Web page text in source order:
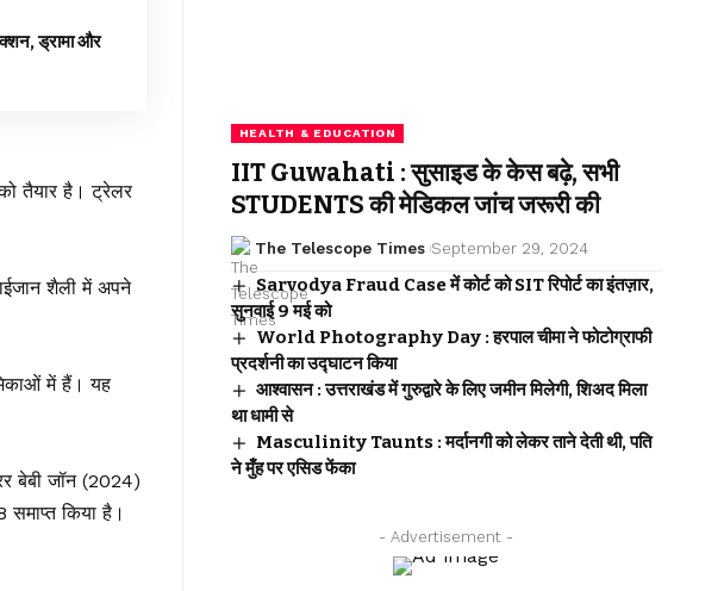
ड्रामा और
तैयार है। ट्रेलर
शैली में अपने
में हैं। यह
बेबी जॉन (2024)
समाप्त किया है।
HEALTH & EDUCATION
IIT Guwahati : सुसाइड के केस बढ़े, सभी
STUDENTS की मेडिकल जांच जरूरी की
The Telescope Times September 29, 2024
Sarvodya Fraud Case में कोर्ट को SIT रिपोर्ट का इंतज़ार,
सुनवाई 9 मई को
World Photography Day : हरपाल चीमा ने फोटोग्राफी
प्रदर्शनी का उद्घाटन किया
आश्वासन : उत्तराखंड में गुरुद्वारे के लिए जमीन मिलेगी, शिअद मिला
था धामी से
Masculinity Taunts : मर्दानगी को लेकर ताने देती थी, पति
ने मुँह पर एसिड फेंका
- Advertisement -